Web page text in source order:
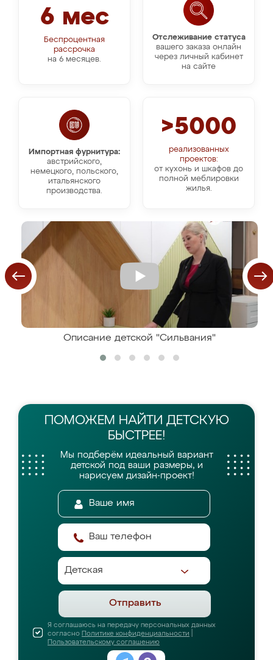
Отслеживание статуса
вашего заказа онлайн
через личный кабинет
на сайте
6 мес
Беспроцентная
рассрочка
на 6 месяцев.
Импортная фурнитура:
австрийского,
немецкого, польского,
итальянского
производства.
>5000
реализованных
проектов:
от кухонь и шкафов до
полной меблировки
жилья.
Описание детской "Сильвания"
ПОМОЖЕМ НАЙТИ ДЕТСКУЮ
БЫСТРЕЕ!
Мы подберём идеальный вариант
детской под ваши размеры, и
нарисуем дизайн-проект!
Отправить
Я соглашаюсь на передачу персональных данных
согласно Политике конфиденциальности
Пользовательскому соглашению